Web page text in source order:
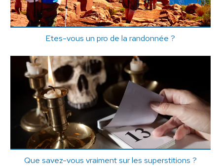
Etes-vous un pro de la randonnée ?
Que savez-vous vraiment sur les superstitions ?